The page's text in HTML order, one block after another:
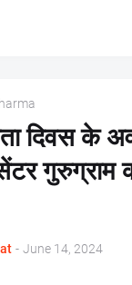
दिवस के
गुरुग्राम
- June 14, 2024